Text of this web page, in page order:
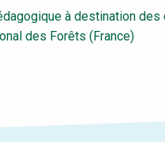
à destination des
des Forêts (France)